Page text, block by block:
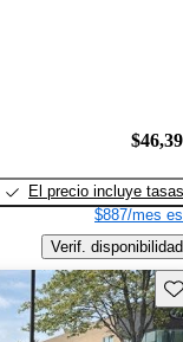
El precio incluye tasas
$887/mes
Verif. disponibilidad